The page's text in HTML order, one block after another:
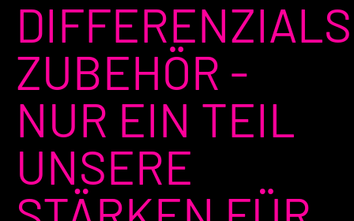
ZUBEHÖR -
NUR EIN TEIL
UNSERE